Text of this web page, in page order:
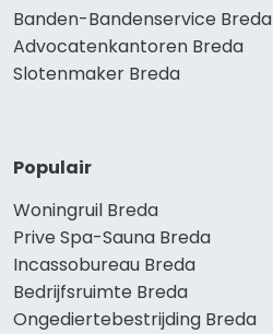
Banden-Bandenservice Breda
Advocatenkantoren Breda
Slotenmaker Breda
Populair
Woningruil Breda
Prive Spa-Sauna Breda
Incassobureau Breda
Bedrijfsruimte Breda
Ongediertebestrijding Breda